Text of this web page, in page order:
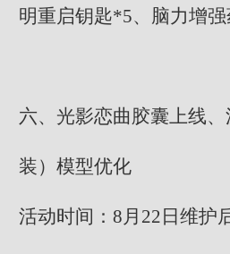
明重启钥匙*5、脑力增
六、光影恋曲胶囊上线
装）模型优化
活动时间：8月22日维护